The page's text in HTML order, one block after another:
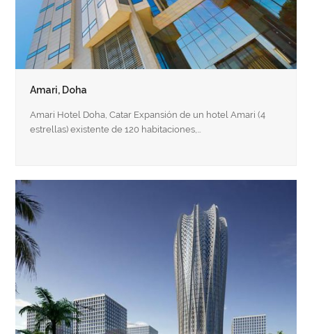
Amari, Doha
Amari Hotel Doha, Catar Expansión de un hotel Amari (4
estrellas) existente de 120 habitaciones,…